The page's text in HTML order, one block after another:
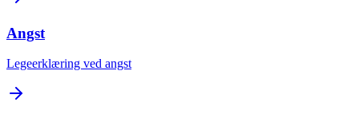
Angst
Legeerklæring ved angst